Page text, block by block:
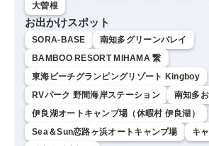
大曽根
お出かけスポット
SORA-BASE
南知多グリーンバレイ
BAMBOO RESORT MIHAMA 繋
東海ビーチグランピングリゾート Kingboy
RVパーク 野間海岸ステーション
南知多
伊良湖オートキャンプ場（休暇村 伊良湖）
Sea＆Sun恋路ヶ浜オートキャンプ場
キ